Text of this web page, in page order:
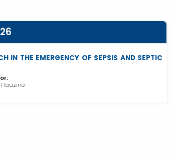
IN THE EMERGENCY OF SEPSIS AND SEPTIC